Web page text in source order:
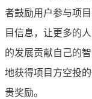
者鼓励用户参与项
目信息，让更多的
的发展贡献自己的
地获得项目方空投
贵奖励。